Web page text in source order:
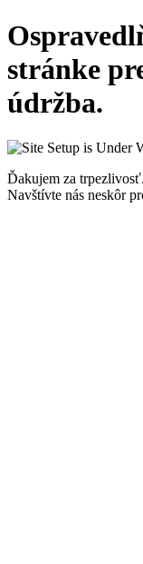
stránke
údržba.
Ďakujem za
Navštívte nás neskôr